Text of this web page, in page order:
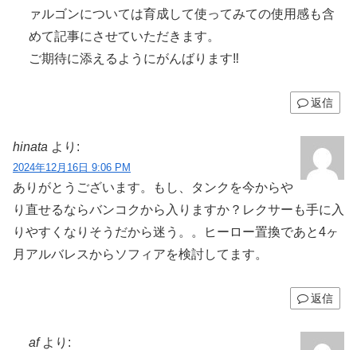
ァルゴンについては育成して使ってみての使用感も含
めて記事にさせていただきます。
ご期待に添えるようにがんばります‼️
返信
hinata より:
2024年12月16日 9:06 PM
ありがとうございます。もし、タンクを今からや
り直せるならバンコクから入りますか？レクサーも手に入
りやすくなりそうだから迷う。。ヒーロー置換であと4ヶ
月アルバレスからソフィアを検討してます。
返信
af より: